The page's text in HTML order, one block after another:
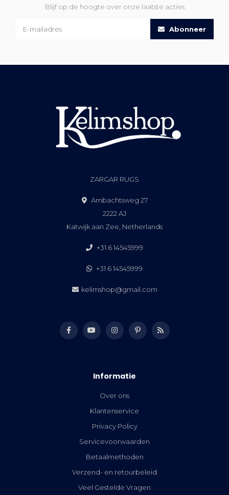
Blijf op de hoogte over onze laatste acties
Abonneer
ZARGAR RUGS
Ambachtsweg 27
2222 AJ
Katwijk aan Zee, Netherlands
+31 6 14545999
+31 6 14545999
kelimshop@gmail.com
Informatie
Over ons
Klantenservice
Privacy Policy
Servicevoorwaarden
Betaalmethoden
Verzend- en retourbeleid
Veel Gestelde Vragen